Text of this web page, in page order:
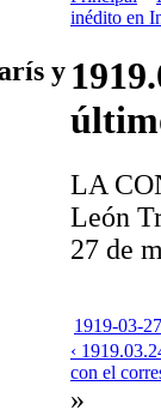
y
inédito en
LA
León
27 de
1919-03-
‹
con el
»